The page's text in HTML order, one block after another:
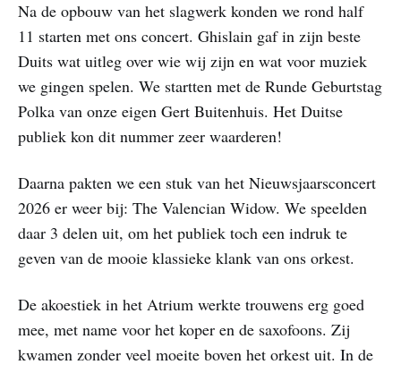
Na de opbouw van het slagwerk konden we rond half
11 starten met ons concert. Ghislain gaf in zijn beste
Duits wat uitleg over wie wij zijn en wat voor muziek
we gingen spelen. We startten met de Runde Geburtstag
Polka van onze eigen Gert Buitenhuis. Het Duitse
publiek kon dit nummer zeer waarderen!
Daarna pakten we een stuk van het Nieuwsjaarsconcert
2026 er weer bij: The Valencian Widow. We speelden
daar 3 delen uit, om het publiek toch een indruk te
geven van de mooie klassieke klank van ons orkest.
De akoestiek in het Atrium werkte trouwens erg goed
mee, met name voor het koper en de saxofoons. Zij
kwamen zonder veel moeite boven het orkest uit. In de